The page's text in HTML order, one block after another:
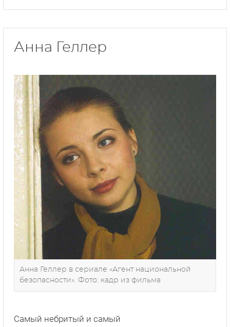
Анна Геллер
Анна Геллер в сериале «Агент национальной
безопасности». Фото: кадр из фильма
Самый небритый и самый